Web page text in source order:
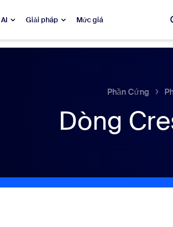
AI Giải pháp Mức giá
My Notes
ZoomMate
Phần Cứng
Dòng